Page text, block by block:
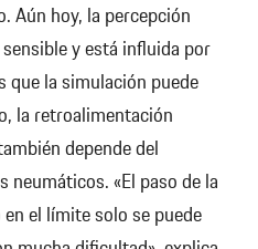
Aún hoy, la percepción
y está influida por
que la simulación puede
la retroalimentación
depende del
«El paso de la
el límite solo se puede